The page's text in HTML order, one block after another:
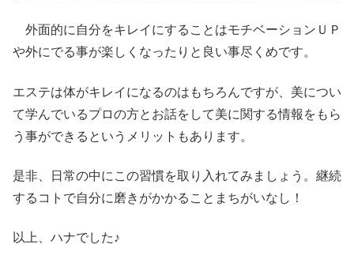
外面的に自分をキレイにすることはモチベーションＵＰ
や外にでる事が楽しくなったりと良い事尽くめです。
エステは体がキレイになるのはもちろんですが、美につい
て学んでいるプロの方とお話をして美に関する情報をもら
う事ができるというメリットもあります。
是非、日常の中にこの習慣を取り入れてみましょう。継続
するコトで自分に磨きがかかることまちがいなし！
以上、ハナでした♪